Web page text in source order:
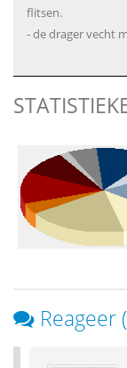
flitsen.
- de drager vecht
Reageer